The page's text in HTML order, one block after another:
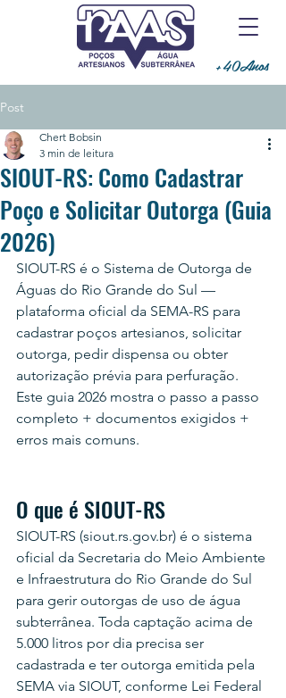
+40Anos
Post
SIOUT-RS: Como Cadastrar
Poço e Solicitar Outorga (Guia
2026)
Chert Bobsin
3 min de leitura
SIOUT-RS é o Sistema de Outorga de
Águas do Rio Grande do Sul —
plataforma oficial da SEMA-RS para
cadastrar poços artesianos, solicitar
outorga, pedir dispensa ou obter
autorização prévia para perfuração.
Este guia 2026 mostra o passo a passo
completo + documentos exigidos +
erros mais comuns.
O que é SIOUT-RS
SIOUT-RS (siout.rs.gov.br) é o sistema
oficial da Secretaria do Meio Ambiente
e Infraestrutura do Rio Grande do Sul
para gerir outorgas de uso de água
subterrânea. Toda captação acima de
5.000 litros por dia precisa ser
cadastrada e ter outorga emitida pela
SEMA via SIOUT, conforme Lei Federal